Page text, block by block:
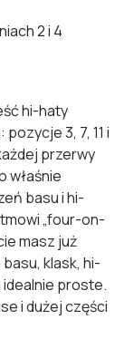
2 i 4
hi-haty
3, 7, 11 i
przerwy
właśnie
basu i hi-
„four-on-
masz już
klask, hi-
idealnie proste.
i dużej części